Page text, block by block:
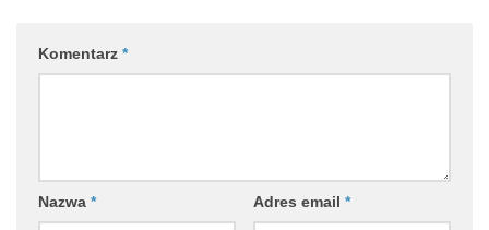
Komentarz *
Nazwa * Adres email *